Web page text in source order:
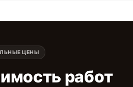
ЦЕНЫ
работ